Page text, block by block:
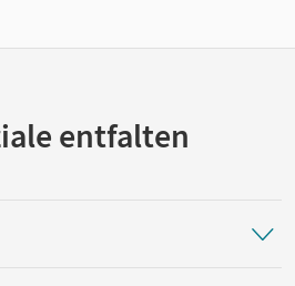
entfalten